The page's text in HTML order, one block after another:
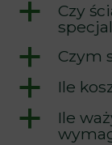
a
Czy
a Czym
a Ile
a
Ile